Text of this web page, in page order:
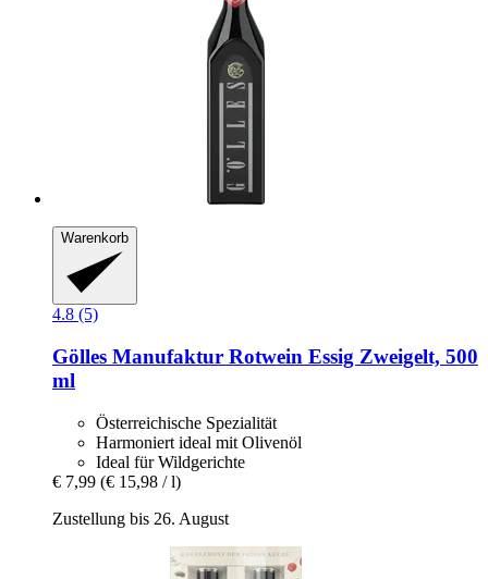
Warenkorb
4.8 (5)
Gölles Manufaktur Rotwein Essig Zweigelt, 500
ml
Österreichische Spezialität
Harmoniert ideal mit Olivenöl
Ideal für Wildgerichte
€ 7,99 (€ 15,98 / l)
Zustellung bis 26. August